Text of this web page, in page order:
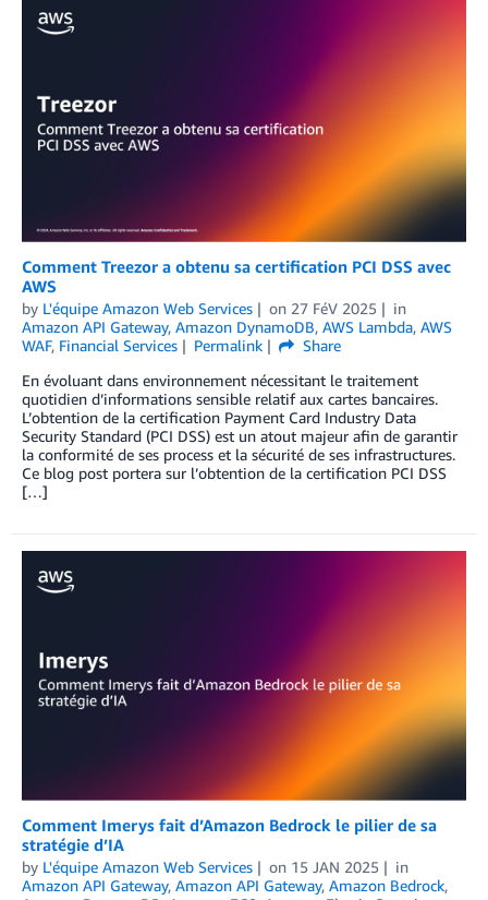
Comment Treezor a obtenu sa certification PCI DSS avec
AWS
by L'équipe Amazon Web Services on 27 FéV 2025
in
Amazon API Gateway, Amazon DynamoDB, AWS Lambda, AWS
WAF, Financial Services Permalink
Share
En évoluant dans environnement nécessitant le traitement
quotidien d’informations sensible relatif aux cartes bancaires.
L’obtention de la certification Payment Card Industry Data
Security Standard (PCI DSS) est un atout majeur afin de garantir
la conformité de ses process et la sécurité de ses infrastructures.
Ce blog post portera sur l’obtention de la certification PCI DSS
[…]
Comment Imerys fait d’Amazon Bedrock le pilier de sa
stratégie d’IA
by L'équipe Amazon Web Services on 15 JAN 2025
in
Amazon API Gateway, Amazon API Gateway, Amazon Bedrock,